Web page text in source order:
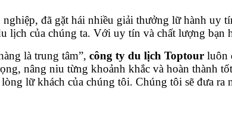
đã gặt hái nhiều giải thưởng lữ hành
lịch của chúng ta. Với uy tín và chất lượng bạn
là trung tâm”, công ty du lịch Toptour luôn
nâng niu từng khoảnh khắc và hoàn thành
lữ khách của chúng tôi. Chúng tôi sẽ đưa